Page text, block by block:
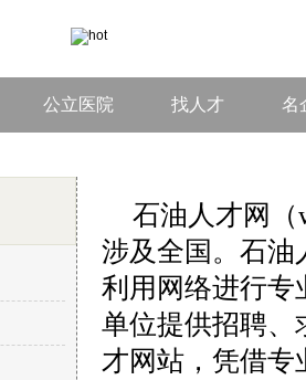
公立医院 找人才 名
石油人才网（
涉及全国。石油
利用网络进行专
单位提供招聘、
才网站，凭借专